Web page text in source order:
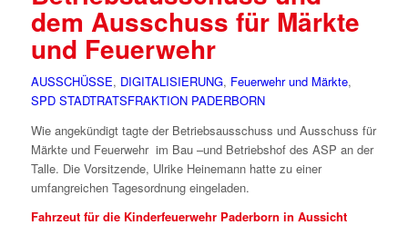
dem Ausschuss für Märkte
und Feuerwehr
AUSSCHÜSSE, DIGITALISIERUNG, Feuerwehr und Märkte,
SPD STADTRATSFRAKTION PADERBORN
Wie angekündigt tagte der Betriebsausschuss und Ausschuss für
Märkte und Feuerwehr im Bau –und Betriebshof des ASP an der
Talle. Die Vorsitzende, Ulrike Heinemann hatte zu einer
umfangreichen Tagesordnung eingeladen.
Fahrzeut für die Kinderfeuerwehr Paderborn in Aussicht